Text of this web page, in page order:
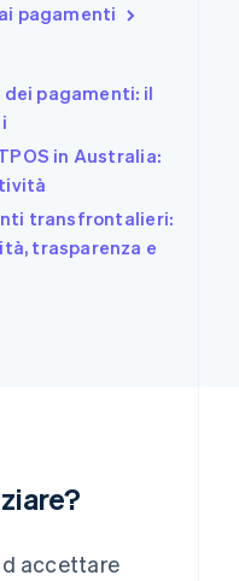
pagamenti
pagamenti: il
in Australia:
transfrontalieri:
trasparenza e
accettare